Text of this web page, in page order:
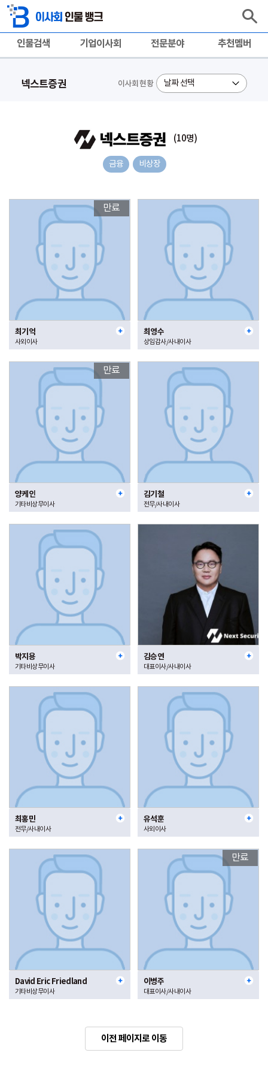
인물검색 기업이사회 전문분야 추천멤버
넥스트증권 이사회 현황
(10명)
금융 비상장
만료
최기억
사외이사
최영수
상임감사/사내이사
만료
양케인
기타비상무이사
김기철
전무/사내이사
박지용
기타비상무이사
김승연
대표이사/사내이사
최홍민
전무/사내이사
유석훈
사외이사
David Eric Friedland
기타비상무이사
만료
이병주
대표이사/사내이사
이전 페이지로 이동